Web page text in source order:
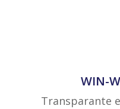
WIN-
Transparante